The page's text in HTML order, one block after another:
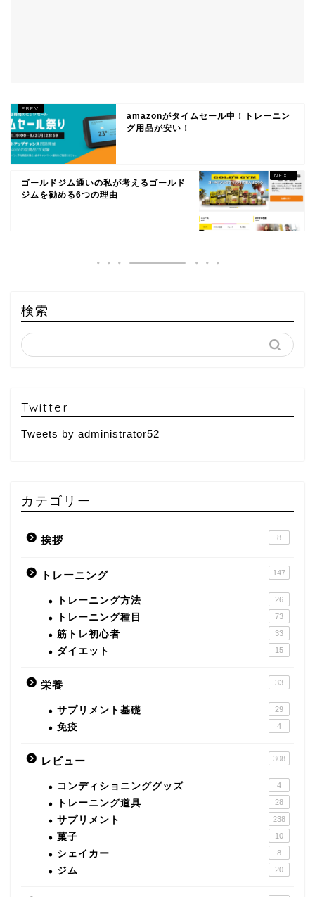
amazonがタイムセール中！トレーニン
グ用品が安い！
ゴールドジム通いの私が考えるゴールド
ジムを勧める6つの理由
検索
Twitter
Tweets by administrator52
カテゴリー
挨拶 8
トレーニング 147
トレーニング方法 26
トレーニング種目 73
筋トレ初心者 33
ダイエット 15
栄養 33
サプリメント基礎 29
免疫 4
レビュー 308
コンディショニンググッズ 4
トレーニング道具 28
サプリメント 238
菓子 10
シェイカー 8
ジム 20